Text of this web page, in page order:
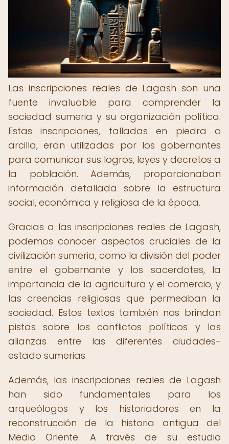
Las inscripciones reales de Lagash son una
fuente invaluable para comprender la
sociedad sumeria y su organización política.
Estas inscripciones, talladas en piedra o
arcilla, eran utilizadas por los gobernantes
para comunicar sus logros, leyes y decretos a
la población. Además, proporcionaban
información detallada sobre la estructura
social, económica y religiosa de la época.
Gracias a las inscripciones reales de Lagash,
podemos conocer aspectos cruciales de la
civilización sumeria, como la división del poder
entre el gobernante y los sacerdotes, la
importancia de la agricultura y el comercio, y
las creencias religiosas que permeaban la
sociedad. Estos textos también nos brindan
pistas sobre los conflictos políticos y las
alianzas entre las diferentes ciudades-
estado sumerias.
Además, las inscripciones reales de Lagash
han sido fundamentales para los
arqueólogos y los historiadores en la
reconstrucción de la historia antigua del
Medio Oriente. A través de su estudio